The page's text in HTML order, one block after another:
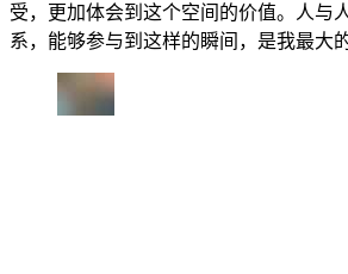
受，更加体会到这个空间的价值。人与
系，能够参与到这样的瞬间，是我最大